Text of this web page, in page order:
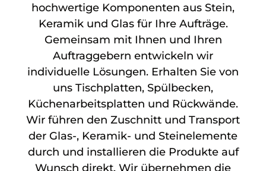
hochwertige Komponenten aus Stein,
Keramik und Glas für Ihre Aufträge.
Gemeinsam mit Ihnen und Ihren
Auftraggebern entwickeln wir
individuelle Lösungen. Erhalten Sie von
uns Tischplatten, Spülbecken,
Küchenarbeitsplatten und Rückwände.
Wir führen den Zuschnitt und Transport
der Glas-, Keramik- und Steinelemente
durch und installieren die Produkte auf
Wunsch direkt. Wir übernehmen die